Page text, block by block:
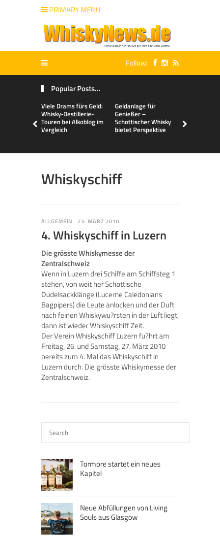
PRIMARY MENU
Follow:
Popular Posts...
Viele Drams fürs Geld:
Whisky-Destillerie-
Touren bei Alkoblog im
Vergleich
Geldanlage für
Genießer –
Schottischer Whisky
bietet Perspektive
Whiskyschiff
ALLGEMEIN 23. MÄRZ 2010
4. Whiskyschiff in Luzern
Die grösste Whiskymesse der
Zentralschweiz
Wenn in Luzern drei Schiffe am Schiffsteg 1
stehen, von weit her Schottische
Dudelsackklänge (Lucerne Caledonians
Bagpipers) die Leute anlocken und der Duft
nach feinen Whiskywu?rsten in der Luft liegt,
dann ist wieder Whiskyschiff Zeit.
Der Verein Whiskyschiff Luzern fu?hrt am
Freitag, 26. und Samstag, 27. März 2010
bereits zum 4. Mal das Whiskyschiff in
Luzern durch. Die grösste Whiskymesse der
Zentralschweiz.
Tormore startet ein neues
Kapitel
Neue Abfüllungen von Living
Souls aus Glasgow